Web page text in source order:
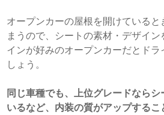
オープンカーの屋根を開けている
まうので、シートの素材・デザイ
インが好みのオープンカーだとド
しょう。
同じ車種でも、上位グレードなら
いるなど、内装の質がアップするこ